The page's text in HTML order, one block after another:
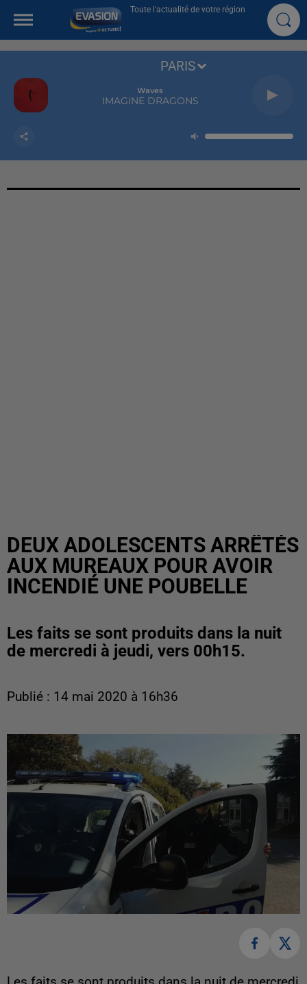
Toute l'actualité de votre région
Waves
IMAGINE DRAGONS
PARIS
DEUX ADOLESCENTS ARRÊTÉS
AUX MUREAUX POUR AVOIR
INCENDIÉ UNE POUBELLE
Les faits se sont produits dans la nuit
de mercredi à jeudi, vers 00h15.
Publié : 14 mai 2020 à 16h36